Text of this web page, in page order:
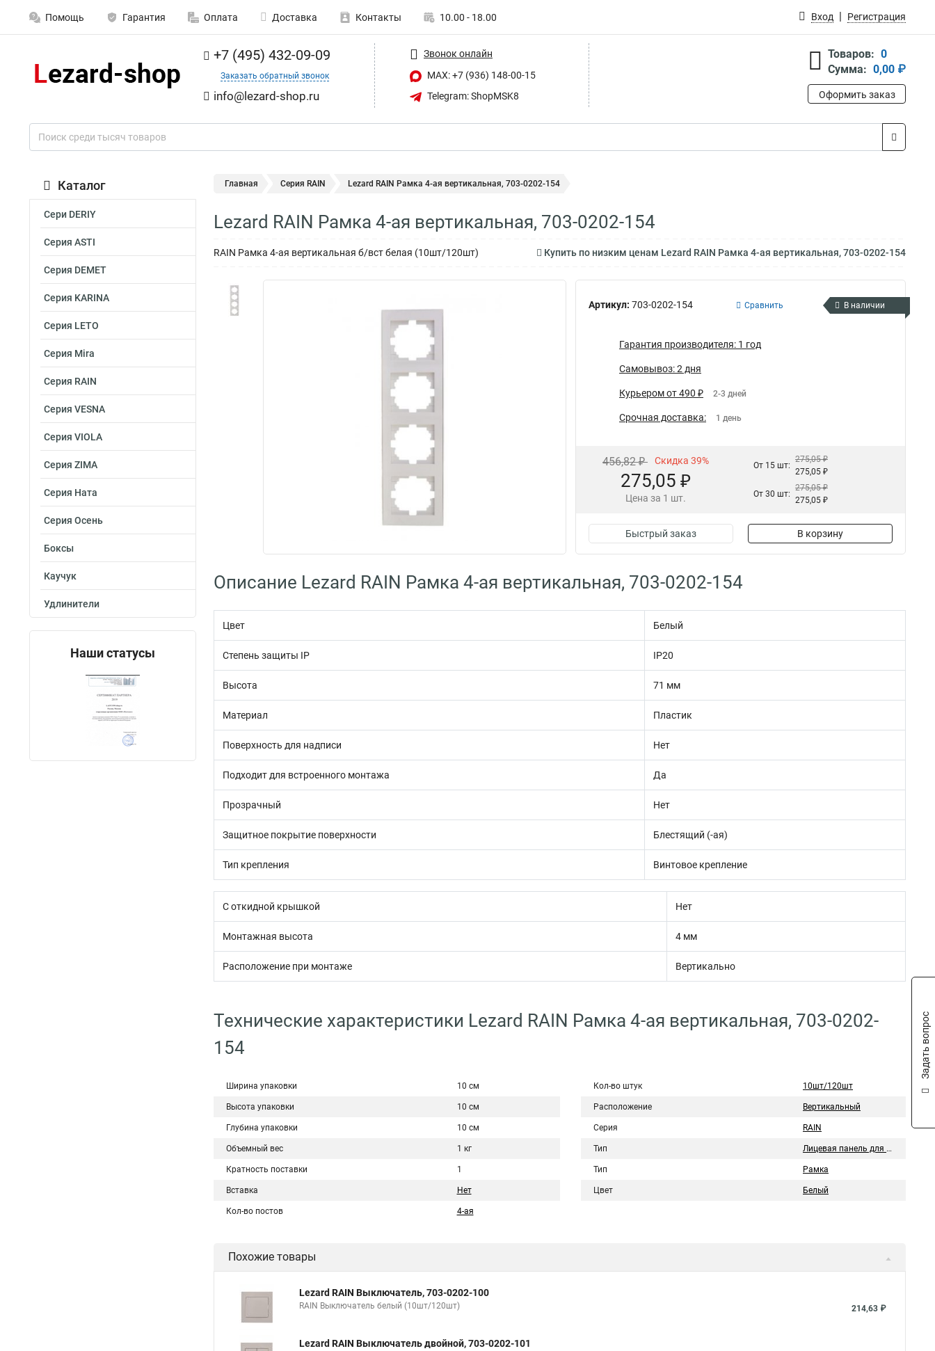
Помощь Гарантия Оплата Доставка Контакты 10.00 - 18.00 Вход Регистрация
+7 (495) 432-09-09
Заказать обратный звонок
info@lezard-shop.ru
Звонок онлайн
MAX: +7 (936) 148-00-15
Telegram: ShopMSK8
Товаров: 0
Сумма: 0,00 ₽
Оформить заказ
Каталог
Сери DERIY
Серия ASTI
Серия DEMET
Серия KARINA
Серия LETO
Серия Mira
Серия RAIN
Серия VESNA
Серия VIOLA
Серия ZIMA
Серия Ната
Серия Осень
Боксы
Каучук
Удлинители
Наши статусы
Главная Серия RAIN Lezard RAIN Рамка 4-ая вертикальная, 703-0202-154
Lezard RAIN Рамка 4-ая вертикальная, 703-0202-154
RAIN Рамка 4-ая вертикальная б/вст белая (10шт/120шт) Купить по низким ценам Lezard RAIN Рамка 4-ая вертикальная, 703-0202-154
Артикул: 703-0202-154 Сравнить В наличии
Гарантия производителя: 1 год
Самовывоз: 2 дня
Курьером от 490 ₽ 2-3 дней
Срочная доставка: 1 день
456,82 ₽ Скидка 39%
275,05 ₽
Цена за 1 шт.
От 15 шт:
275,05 ₽
275,05 ₽
От 30 шт:
275,05 ₽
275,05 ₽
Быстрый заказ В корзину
Описание Lezard RAIN Рамка 4-ая вертикальная, 703-0202-154
Цвет Белый
Степень защиты IP IP20
Высота 71 мм
Материал Пластик
Поверхность для надписи Нет
Подходит для встроенного монтажа Да
Прозрачный Нет
Защитное покрытие поверхности Блестящий (-ая)
Тип крепления Винтовое крепление
С откидной крышкой Нет
Монтажная высота 4 мм
Расположение при монтаже Вертикально
Технические характеристики Lezard RAIN Рамка 4-ая вертикальная, 703-0202-
154
Ширина упаковки 10 см
Высота упаковки 10 см
Глубина упаковки 10 см
Объемный вес 1 кг
Кратность поставки 1
Вставка Нет
Кол-во постов 4-ая
Кол-во штук 10шт/120шт
Расположение Вертикальный
Серия RAIN
Тип Лицевая панель для розетки/выключателя
Тип Рамка
Цвет Белый
Похожие товары
Lezard RAIN Выключатель, 703-0202-100
RAIN Выключатель белый (10шт/120шт) 214,63 ₽
Lezard RAIN Выключатель двойной, 703-0202-101
Задать вопрос